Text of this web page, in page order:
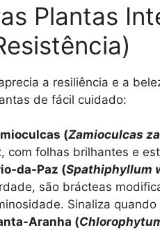
Plantas
a resiliência e a
de fácil cuidado:
(Zamioculcas
com folhas brilhantes e
da-Paz (Spathiphyllum
são brácteas
Sinaliza
Aranha (